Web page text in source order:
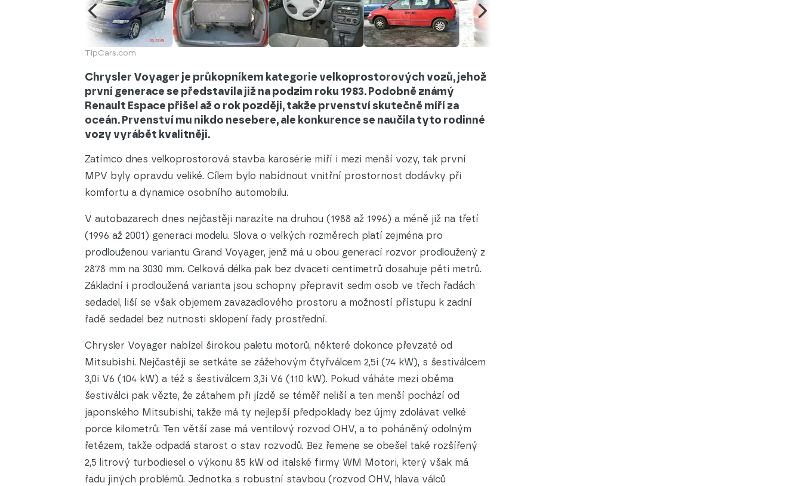
TipCars.com
Chrysler Voyager je průkopníkem kategorie velkoprostorových vozů, jehož
první generace se představila již na podzim roku 1983. Podobně známý
Renault Espace přišel až o rok později, takže prvenství skutečně míří za
oceán. Prvenství mu nikdo nesebere, ale konkurence se naučila tyto rodinné
vozy vyrábět kvalitněji.
Zatímco dnes velkoprostorová stavba karosérie míří i mezi menší vozy, tak první
MPV byly opravdu veliké. Cílem bylo nabídnout vnitřní prostornost dodávky při
komfortu a dynamice osobního automobilu.
V autobazarech dnes nejčastěji narazíte na druhou (1988 až 1996) a méně již na třetí
(1996 až 2001) generaci modelu. Slova o velkých rozměrech platí zejména pro
prodlouženou variantu Grand Voyager, jenž má u obou generací rozvor prodloužený z
2878 mm na 3030 mm. Celková délka pak bez dvaceti centimetrů dosahuje pěti metrů.
Základní i prodloužená varianta jsou schopny přepravit sedm osob ve třech řadách
sedadel, liší se však objemem zavazadlového prostoru a možností přístupu k zadní
řadě sedadel bez nutnosti sklopení řady prostřední.
Chrysler Voyager nabízel širokou paletu motorů, některé dokonce převzaté od
Mitsubishi. Nejčastěji se setkáte se zážehovým čtyřválcem 2,5i (74 kW), s šestiválcem
3,0i V6 (104 kW) a též s šestiválcem 3,3i V6 (110 kW). Pokud váháte mezi oběma
šestiválci pak vězte, že zátahem při jízdě se téměř neliší a ten menší pochází od
japonského Mitsubishi, takže má ty nejlepší předpoklady bez újmy zdolávat velké
porce kilometrů. Ten větší zase má ventilový rozvod OHV, a to poháněný odolným
řetězem, takže odpadá starost o stav rozvodů. Bez řemene se obešel také rozšířený
2,5 litrový turbodiesel o výkonu 85 kW od italské firmy WM Motori, který však má
řadu jiných problémů. Jednotka s robustní stavbou (rozvod OHV, hlava válců